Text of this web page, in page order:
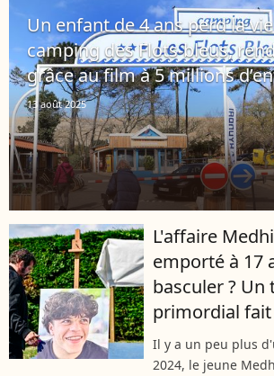
Gainsbourg, la
du...
Un enfant de 4 ans perd la
camping des Flots-bleus,
grâce au film à 5 millions
13 août 2025
L'affaire
emporté à 17
basculer ?
primordial
femme dit
Il y a un peu plus
2024, le jeune